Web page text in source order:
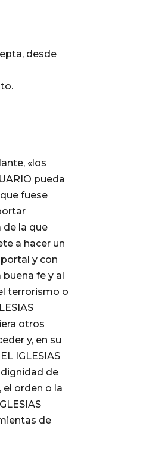
desde
«los
pueda
fuese
de la que
a hacer un
y con
fe y al
terrorismo o
otros
y, en su
IGLESIAS
de
orden o la
de